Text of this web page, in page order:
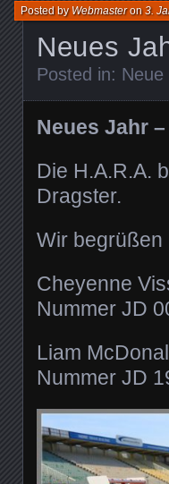
Neues
Posted byWebmasteron3.
Posted in: Neue
Neues Jahr
Die H.A.R.A.
Dragster.
Wir begrüßen
Cheyenne
Nummer JD
Liam
Nummer JD